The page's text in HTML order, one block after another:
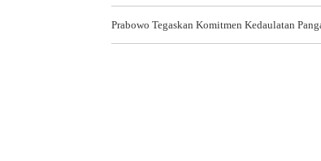
Prabowo Tegaskan Komitmen Kedaulatan